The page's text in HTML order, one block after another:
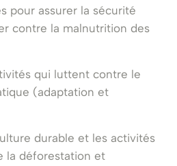
pour assurer la sécurité
contre la malnutrition des
qui luttent contre le
(adaptation et
durable et les activités
la déforestation et